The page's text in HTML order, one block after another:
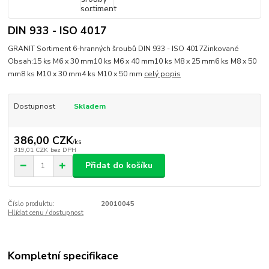
DIN 933 - ISO 4017
GRANIT Sortiment 6-hranných šroubů DIN 933 - ISO 4017Zinkované
Obsah:15 ks M6 x 30 mm10 ks M6 x 40 mm10 ks M8 x 25 mm6 ks M8 x 50
mm8 ks M10 x 30 mm4 ks M10 x 50 mm celý popis
Dostupnost Skladem
386,00 CZK/ks
319,01 CZK bez DPH
Přidat do košíku
Číslo produktu:
20010045
Hlídat cenu / dostupnost
Kompletní specifikace